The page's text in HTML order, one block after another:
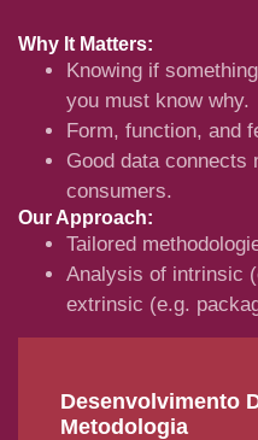
Why It Matters:
Knowing if
you must know why.
Form, function, and
Good data connects
consumers.
Our Approach:
Tailored
Analysis of intrinsic
extrinsic (e.g.
Desenvolvimento
Metodologia